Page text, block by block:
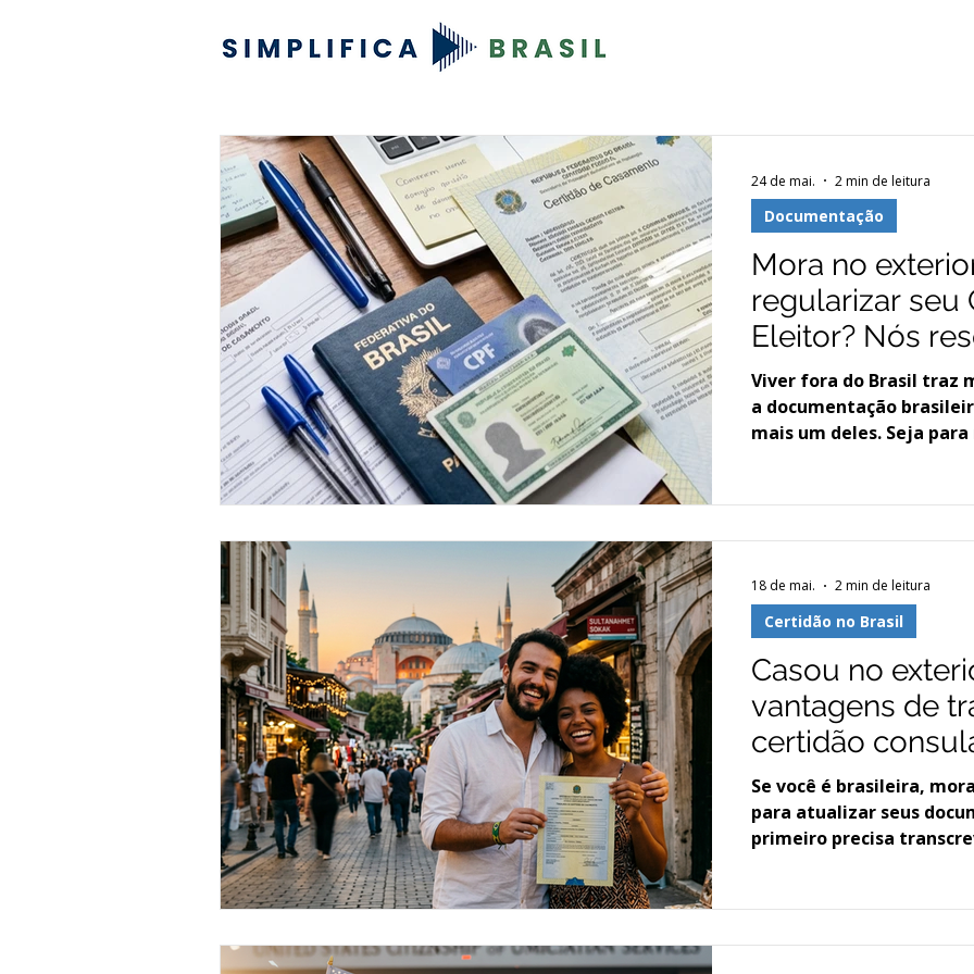
Mora no
regularizar seu
Eleitor? Nós
você!
Viver fora do Brasil traz
a documentação
mais um deles. Seja
Eleitor regularizados é
escritório de advocacia
exterior. Cuidamos de
inscrição ou
Documentação
24 de mai. 2 min de leitura
Casou no
vantagens de
certidão
no Brasil
Se você é brasileira,
para atualizar seus
primeiro precisa
atos ficam
plenamente, como:
Certidão no Brasil
18 de mai. 2 min de leitura